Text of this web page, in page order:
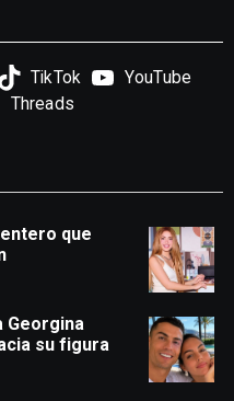
TikTok
YouTube
Threads
que
Georgina
su figura